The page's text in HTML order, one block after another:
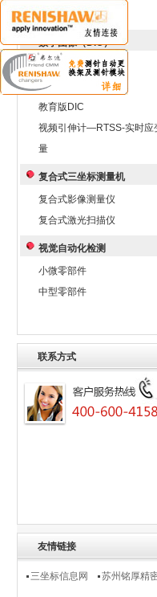
Whale移动龙门系列
数字图像（DIC）
Q-450高速DIC
标准版DIC Q-400
教育版DIC
视频引伸计—RTSS-实时应
量
复合式三坐标测量机
复合式影像测量仪
复合式激光扫描仪
视觉自动化检测
小微零部件
中型零部件
联系方式
友情链接
三坐标信息网 苏州铭厚精